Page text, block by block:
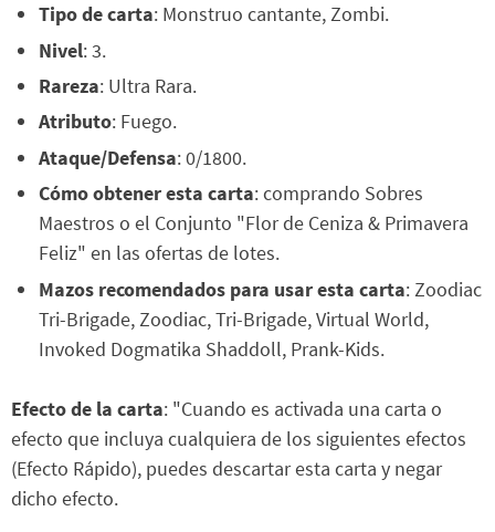
Tipo de carta: Monstruo cantante, Zombi.
Nivel: 3.
Rareza: Ultra Rara.
Atributo: Fuego.
Ataque/Defensa: 0/1800.
Cómo obtener esta carta: comprando Sobres
Maestros o el Conjunto "Flor de Ceniza & Primavera
Feliz" en las ofertas de lotes.
Mazos recomendados para usar esta carta: Zoodiac
Tri-Brigade, Zoodiac, Tri-Brigade, Virtual World,
Invoked Dogmatika Shaddoll, Prank-Kids.
Efecto de la carta: "Cuando es activada una carta o
efecto que incluya cualquiera de los siguientes efectos
(Efecto Rápido), puedes descartar esta carta y negar
dicho efecto.